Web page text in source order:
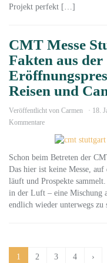
Projekt perfekt […]
CMT Messe
Fakten aus der
Reisen und
Veröffentlicht von Carmen 18.
Kommentare
Schon beim Betreten der
Das hier ist keine Messe,
läuft und Prospekte
in der Luft – eine Mischung
endlich wieder unterwegs
1 2 3 4 ›